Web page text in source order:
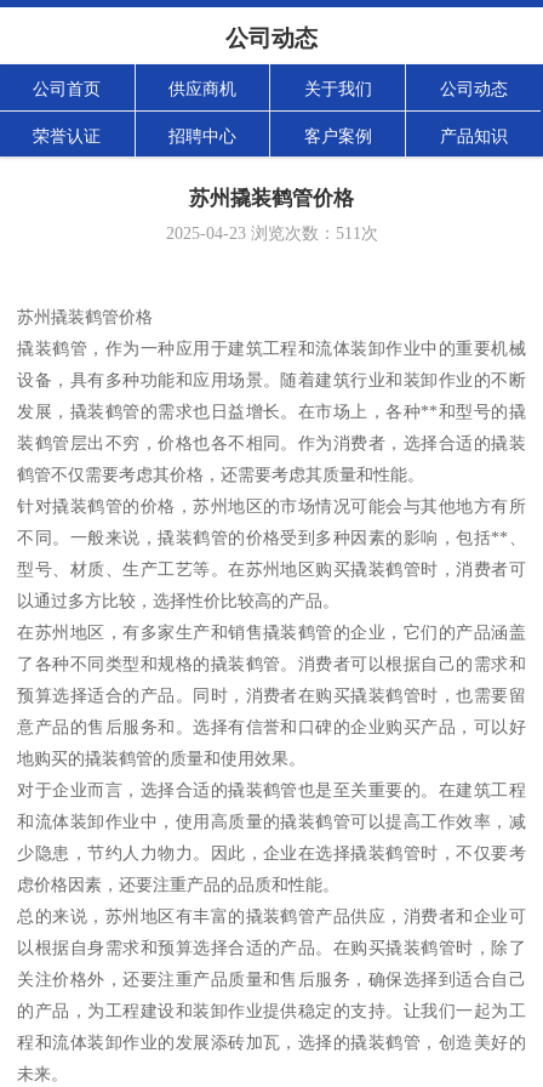
公司动态
公司首页 供应商机 关于我们 公司动态
荣誉认证 招聘中心 客户案例 产品知识
苏州撬装鹤管价格
2025-04-23浏览次数： 511次
苏州撬装鹤管价格
撬装鹤管，作为一种应用于建筑工程和流体装卸作业中的重要机械
设备，具有多种功能和应用场景。随着建筑行业和装卸作业的不断
发展，撬装鹤管的需求也日益增长。在市场上，各种**和型号的撬
装鹤管层出不穷，价格也各不相同。作为消费者，选择合适的撬装
鹤管不仅需要考虑其价格，还需要考虑其质量和性能。
针对撬装鹤管的价格，苏州地区的市场情况可能会与其他地方有所
不同。一般来说，撬装鹤管的价格受到多种因素的影响，包括**、
型号、材质、生产工艺等。在苏州地区购买撬装鹤管时，消费者可
以通过多方比较，选择性价比较高的产品。
在苏州地区，有多家生产和销售撬装鹤管的企业，它们的产品涵盖
了各种不同类型和规格的撬装鹤管。消费者可以根据自己的需求和
预算选择适合的产品。同时，消费者在购买撬装鹤管时，也需要留
意产品的售后服务和。选择有信誉和口碑的企业购买产品，可以好
地购买的撬装鹤管的质量和使用效果。
对于企业而言，选择合适的撬装鹤管也是至关重要的。在建筑工程
和流体装卸作业中，使用高质量的撬装鹤管可以提高工作效率，减
少隐患，节约人力物力。因此，企业在选择撬装鹤管时，不仅要考
虑价格因素，还要注重产品的品质和性能。
总的来说，苏州地区有丰富的撬装鹤管产品供应，消费者和企业可
以根据自身需求和预算选择合适的产品。在购买撬装鹤管时，除了
关注价格外，还要注重产品质量和售后服务，确保选择到适合自己
的产品，为工程建设和装卸作业提供稳定的支持。让我们一起为工
程和流体装卸作业的发展添砖加瓦，选择的撬装鹤管，创造美好的
未来。